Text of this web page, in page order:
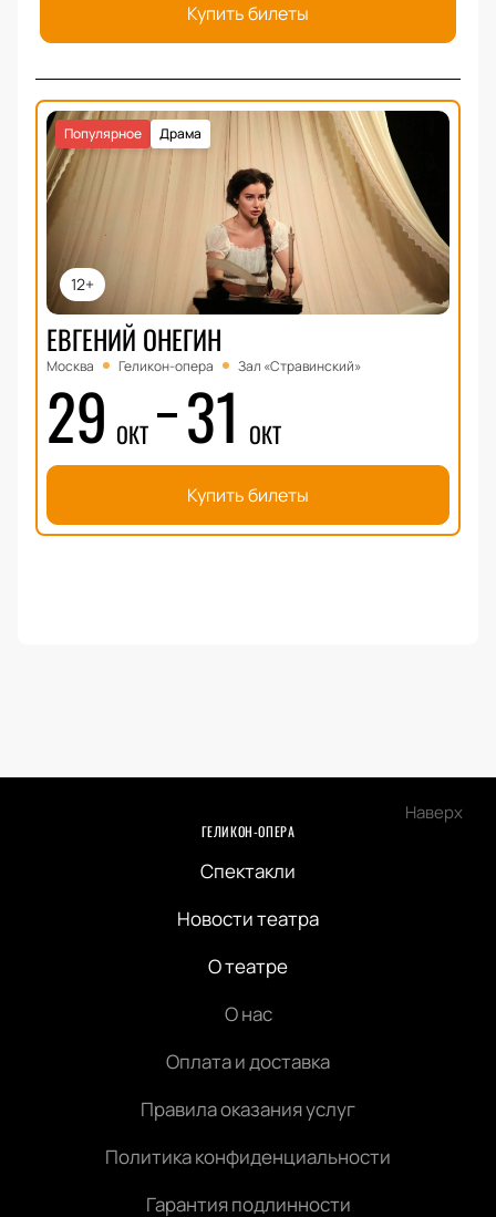
Купить билеты
12+
Драма
Популярное
ЕВГЕНИЙ ОНЕГИН
Москва Геликон-опера Зал «Стравинский»
29 ОКТ 31 ОКТ
Купить билеты
Наверх
ГЕЛИКОН-ОПЕРА
Спектакли
Новости театра
О театре
О нас
Оплата и доставка
Правила оказания услуг
Политика конфиденциальности
Гарантия подлинности